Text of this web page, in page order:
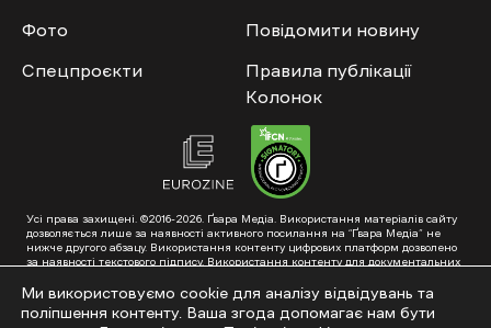
Фото
Спецпроєкти
Повідомити новину
Правила публікації
Колонок
Усі права захищені. ©2016-2026. Ґвара Медіа. Використання матеріалів сайту
дозволяється лише за наявності активного посилання на “Ґвара Медіа” не
нижче другого абзацу. Використання контенту цифрових платформ дозволено
за наявності текстового підпису. Використання контенту для документальних
схвалення від редакції.
Суб’єкт у сфері онлайн-медіа; ідентифікатор медіа – R40-01353. Поштова
Ми використовуємо cookie для аналізу відвідувань та
поліпшення контенту. Ваша згода допомагає нам бути